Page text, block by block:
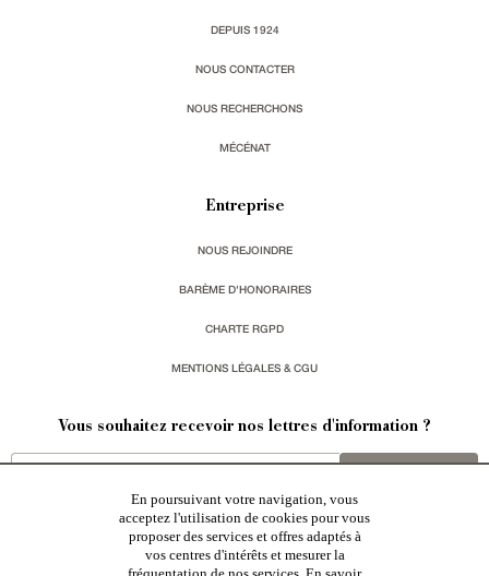
DEPUIS 1924
NOUS CONTACTER
NOUS RECHERCHONS
MÉCÉNAT
Entreprise
NOUS REJOINDRE
BARÈME D'HONORAIRES
CHARTE RGPD
MENTIONS LÉGALES & CGU
Vous souhaitez recevoir nos lettres d'information ?
En poursuivant votre navigation, vous
acceptez l'utilisation de cookies pour vous
proposer des services et offres adaptés à
vos centres d'intérêts et mesurer la
fréquentation de nos services. En savoir